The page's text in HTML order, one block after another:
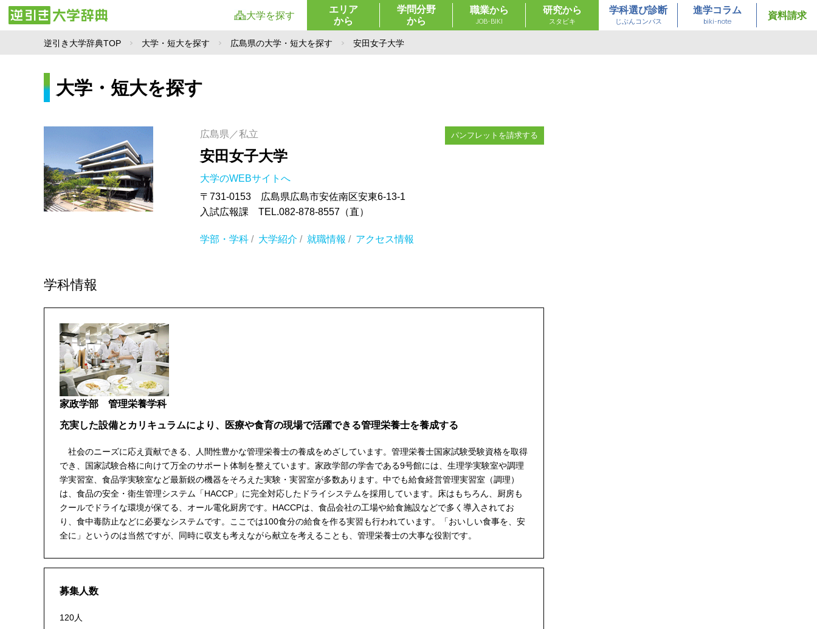
大学を探す
エリア
から
学問分野
から
職業から
JOB-BIKI
研究から
スタビキ
学科選び診断
じぶんコンパス
進学コラム
biki-note
資料請求
逆引き大学辞典TOP 大学・短大を探す 広島県の大学・短大を探す 安田女子大学
大学・短大を探す
広島県／私立
安田女子大学
大学のWEBサイトへ
〒731-0153 広島県広島市安佐南区安東6-13-1
入試広報課 TEL.082-878-8557（直）
パンフレットを請求する
学部・学科/ 大学紹介 / 就職情報 / アクセス情報
学科情報
家政学部 管理栄養学科
充実した設備とカリキュラムにより、医療や食育の現場で活躍できる管理栄養士を養成する
社会のニーズに応え貢献できる、人間性豊かな管理栄養士の養成をめざしています。管理栄養士国家試験受験資格を取得
でき、国家試験合格に向けて万全のサポート体制を整えています。家政学部の学舎である9号館には、生理学実験室や調理
学実習室、食品学実験室など最新鋭の機器をそろえた実験・実習室が多数あります。中でも給食経営管理実習室（調理）
は、食品の安全・衛生管理システム「HACCP」に完全対応したドライシステムを採用しています。床はもちろん、厨房も
クールでドライな環境が保てる、オール電化厨房です。HACCPは、食品会社の工場や給食施設などで多く導入されてお
り、食中毒防止などに必要なシステムです。ここでは100食分の給食を作る実習も行われています。「おいしい食事を、安
全に」というのは当然ですが、同時に収支も考えながら献立を考えることも、管理栄養士の大事な役割です。
募集人数
120人